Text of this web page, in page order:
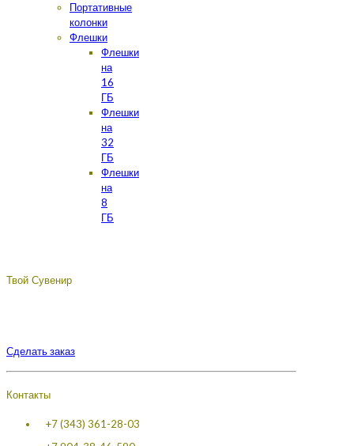
Портативные
колонки
Флешки
Флешки
на
16
ГБ
Флешки
на
32
ГБ
Флешки
на
8
ГБ
Твой Сувенир
Сделать заказ
Контакты
+7 (343) 361-28-03